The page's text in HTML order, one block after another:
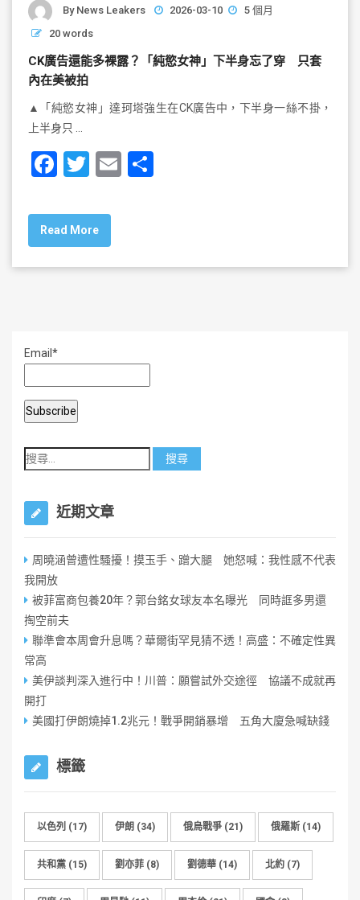
By News Leakers 2026-03-10
5 個月
20 words
CK廣告還能多裸露？「純慾女神」下半身忘了穿 只套
內在美被拍
▲「純慾女神」達珂塔強生在CK廣告中，下半身一絲不掛，
上半身只 …
F
c
e
b
k
T
tt
er
E
Read More
Email*
近期文章
周曉涵曾遭性騷擾！摸玉手、蹭大腿 她怒喊：我性感不代表
我開放
被菲富商包養20年？郭台銘女球友本名曝光 同時誆多男還
掏空前夫
聯準會本周會升息嗎？華爾街罕見猜不透！高盛：不確定性異
常高
美伊談判深入進行中！川普：願嘗試外交途徑 協議不成就再
開打
美國打伊朗燒掉1.2兆元！戰爭開銷暴增 五角大廈急喊缺錢
標籤
以色列 (17) 伊朗 (34) 俄烏戰爭 (21) 俄羅斯 (14)
共和黨 (15) 劉亦菲 (8) 劉德華 (14) 北約 (7)